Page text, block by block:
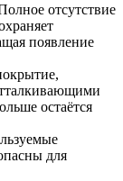
отсутствие
появление
остаётся
для